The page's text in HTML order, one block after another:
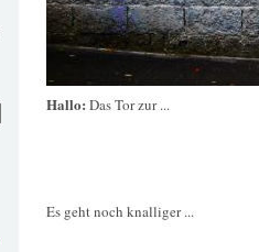
Hallo: Das Tor zur ...
Es geht noch knalliger ...